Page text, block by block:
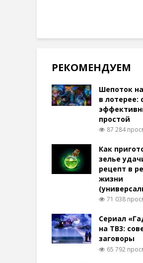
РЕКОМЕНДУЕМ
Шепоток
в лотерее:
простой
87 284
Как
зелье
рецепт в
жизни
71 038
Сериал
на ТВ3:
заговоры
65 792